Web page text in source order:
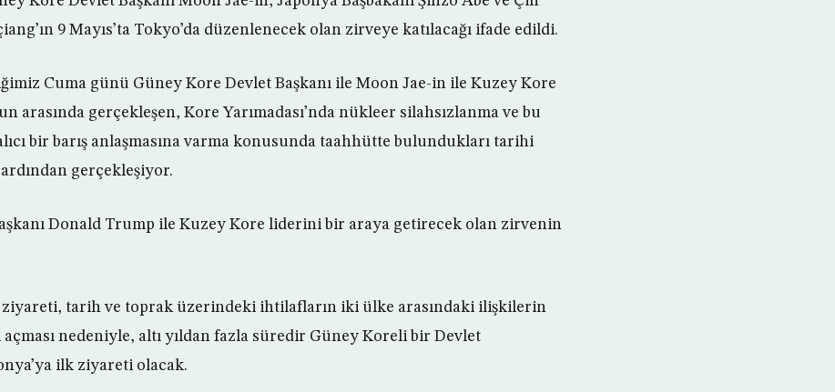
9 Mayıs’ta Tokyo’da düzenlenecek olan zirveye katılacağı ifade edildi.
Cuma günü Güney Kore Devlet Başkanı ile Moon Jae-in ile Kuzey Kore
arasında gerçekleşen, Kore Yarımadası’nda nükleer silahsızlanma ve bu
bir barış anlaşmasına varma konusunda taahhütte bulundukları tarihi
gerçekleşiyor.
Donald Trump ile Kuzey Kore liderini bir araya getirecek olan zirvenin
ziyareti, tarih ve toprak üzerindeki ihtilafların iki ülke arasındaki ilişkilerin
açması nedeniyle, altı yıldan fazla süredir Güney Koreli bir Devlet
ilk ziyareti olacak.